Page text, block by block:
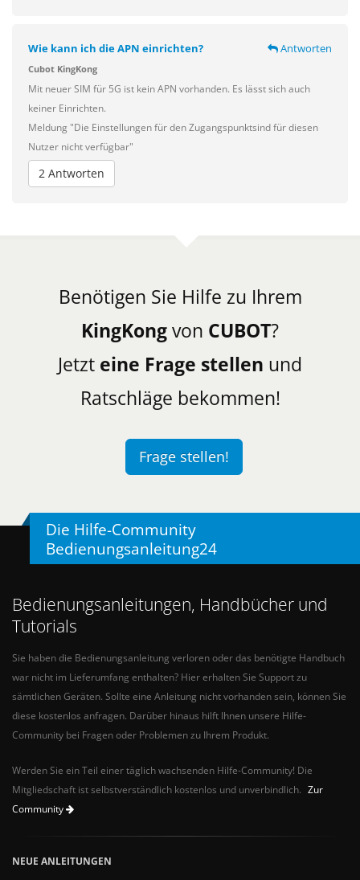
Wie kann ich die APN einrichten? Antworten
Cubot KingKong
Mit neuer SIM für 5G ist kein APN vorhanden. Es lässt sich auch
keiner Einrichten.
Meldung "Die Einstellungen für den Zugangspunktsind für diesen
Nutzer nicht verfügbar"
2 Antworten
Benötigen Sie Hilfe zu Ihrem
KingKongvon CUBOT?
Jetzt eine Frage stellen und
Ratschläge bekommen!
Frage stellen!
Die Hilfe-Community
Bedienungsanleitung24
Bedienungsanleitungen, Handbücher und
Tutorials
Sie haben die Bedienungsanleitung verloren oder das benötigte Handbuch
war nicht im Lieferumfang enthalten? Hier erhalten Sie Support zu
sämtlichen Geräten. Sollte eine Anleitung nicht vorhanden sein, können Sie
diese kostenlos anfragen. Darüber hinaus hilft Ihnen unsere Hilfe-
Community bei Fragen oder Problemen zu Ihrem Produkt.
Werden Sie ein Teil einer täglich wachsenden Hilfe-Community! Die
Mitgliedschaft ist selbstverständlich kostenlos und unverbindlich. Zur
Community
NEUE ANLEITUNGEN